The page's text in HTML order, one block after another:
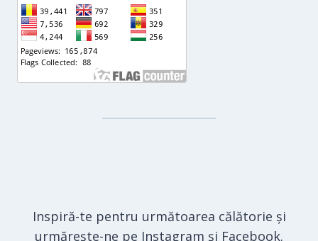
Inspiră-te pentru următoarea călătorie și
urmărește-ne pe Instagram și Facebook.